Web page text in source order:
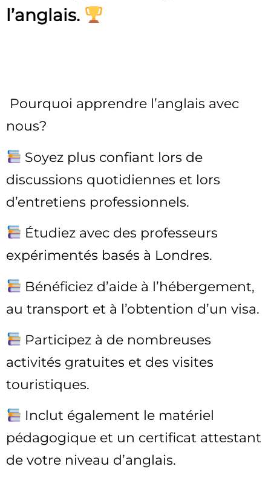
l’anglais.
Pourquoi apprendre l’anglais avec
nous?
Soyez plus confiant lors de
discussions quotidiennes et lors
d’entretiens professionnels.
Étudiez avec des professeurs
expérimentés basés à Londres.
Bénéficiez d’aide à l’hébergement,
au transport et à l’obtention d’un visa.
Participez à de nombreuses
activités gratuites et des visites
touristiques.
Inclut également le matériel
pédagogique et un certificat attestant
de votre niveau d’anglais.